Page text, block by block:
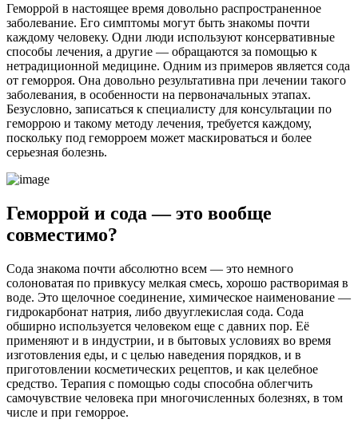
Геморрой в настоящее время довольно распространенное
заболевание. Его симптомы могут быть знакомы почти
каждому человеку. Одни люди используют консервативные
способы лечения, а другие — обращаются за помощью к
нетрадиционной медицине. Одним из примеров является сода
от геморроя. Она довольно результативна при лечении такого
заболевания, в особенности на первоначальных этапах.
Безусловно, записаться к специалисту для консультации по
геморрою и такому методу лечения, требуется каждому,
поскольку под геморроем может маскироваться и более
серьезная болезнь.
Геморрой и сода — это вообще
совместимо?
Сода знакома почти абсолютно всем — это немного
солоноватая по привкусу мелкая смесь, хорошо растворимая в
воде. Это щелочное соединение, химическое наименование —
гидрокарбонат натрия, либо двууглекислая сода. Сода
обширно используется человеком еще с давних пор. Её
применяют и в индустрии, и в бытовых условиях во время
изготовления еды, и с целью наведения порядков, и в
приготовлении косметических рецептов, и как целебное
средство. Терапия с помощью соды способна облегчить
самочувствие человека при многочисленных болезнях, в том
числе и при геморрое.